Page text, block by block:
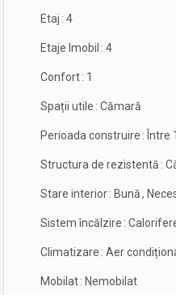
Etaj : 4
Etaje Imobil : 4
Confort: 1
Spații utile : Cămară
Perioada construire : Între
Structura de rezistentă :
Stare interior: Bună,
Sistem încălzire :
Climatizare : Aer
Mobilat: Nemobilat